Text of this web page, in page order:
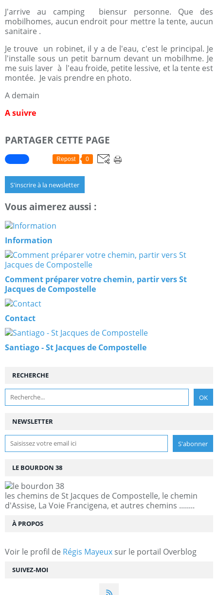
J'arrive au camping biensur personne. Que des
mobilhomes, aucun endroit pour mettre la tente, aucun
sanitaire .
Je trouve un robinet, il y a de l'eau, c'est le principal. Je
l'installe sous un petit barnum devant un mobilhme. Je
me suis laver à l'eau froide, petite lessive, et la tente est
montée. Je vais prendre en photo.
A demain
A suivre
PARTAGER CETTE PAGE
Repost 0
S'inscrire à la newsletter
Vous aimerez aussi :
Information
Comment préparer votre chemin, partir vers St
Jacques de Compostelle
Contact
Santiago - St Jacques de Compostelle
NEWSLETTER
SUIVEZ-MOI
RECHERCHE
LE BOURDON 38
les chemins de St Jacques de Compostelle, le chemin
d'Assise, La Voie Francigena, et autres chemins ........
À PROPOS
Voir le profil de Régis Mayeux sur le portail Overblog